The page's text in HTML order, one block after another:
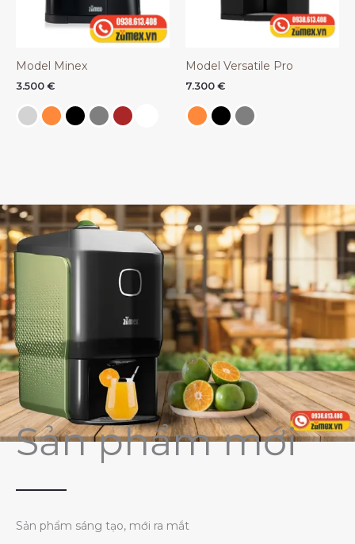
Model Minex
3.500 €
Model Versatile Pro
7.300 €
Sản phẩm mới
Sản phẩm sáng tạo, mới ra mắt